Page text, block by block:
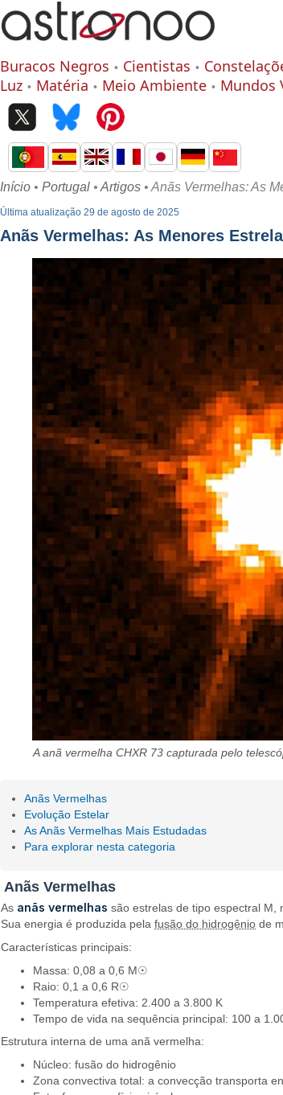
Buracos Negros Cientistas
Luz
Matéria Meio Ambiente Mundos
Início • Portugal • Artigos • Anãs Vermelhas: As
Última atualização 29 de agosto de 2025
Anãs Vermelhas: As Menores
A anã vermelha CHXR 73 capturada pelo
Anãs Vermelhas
Evolução Estelar
As Anãs Vermelhas Mais Estudadas
Para explorar nesta categoria
Anãs Vermelhas
As anãs vermelhas são estrelas de tipo espectral
Sua energia é produzida pelafusão do hidrogênio de
Características principais:
Massa: 0,08 a 0,6 M☉
Raio: 0,1 a 0,6 R☉
Temperatura efetiva: 2.400 a 3.800 K
Tempo de vida na sequência principal: 100 a
Estrutura interna de uma anã vermelha:
Núcleo: fusão do hidrogênio
Zona convectiva total: a convecção transporta